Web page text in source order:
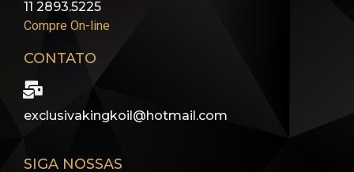
11 2893.5225
Compre On-line
CONTATO
exclusivakingkoil@hotmail.com
SIGA NOSSAS